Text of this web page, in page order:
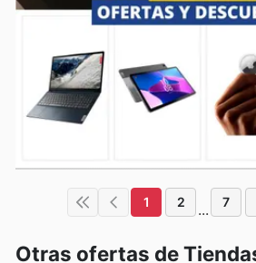
1 2 ... 7
Otras ofertas de